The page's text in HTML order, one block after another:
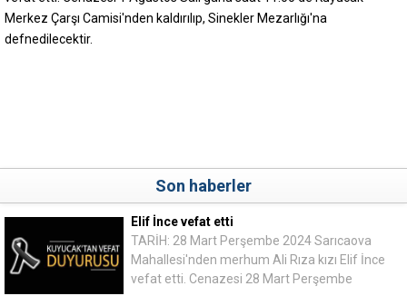
Merkez Çarşı Camisi'nden kaldırılıp, Sinekler Mezarlığı'na
defnedilecektir.
Son haberler
Elif İnce vefat etti
TARİH: 28 Mart Perşembe 2024 Sarıcaova
Mahallesi'nden merhum Ali Rıza kızı Elif İnce
vefat etti. Cenazesi 28 Mart Perşembe